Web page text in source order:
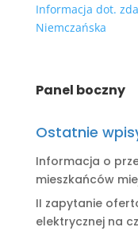
Informacja dot.
Niemczańska
Panel boczny
Ostatnie
Informacja o
mieszkańców
II zapytanie
elektrycznej na